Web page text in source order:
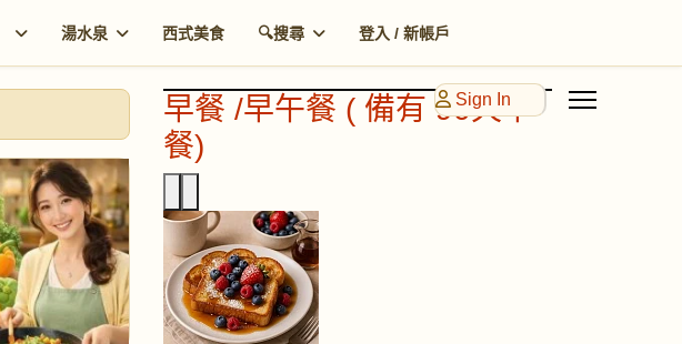
湯水泉 西式美食 🔍搜尋 登入 / 新帳戶
Sign In
早餐 /早午餐 ( 備有 90天早
餐)